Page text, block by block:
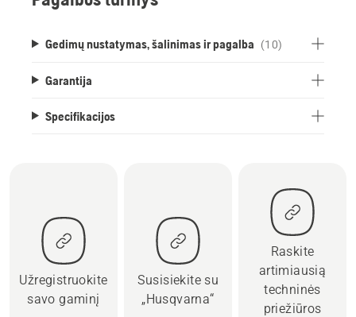
Gedimų nustatymas, šalinimas ir pagalba (10)
Garantija
Specifikacijos
Užregistruokite
savo gaminį
Susisiekite su
„Husqvarna“
Raskite
artimiausią
techninės
priežiūros